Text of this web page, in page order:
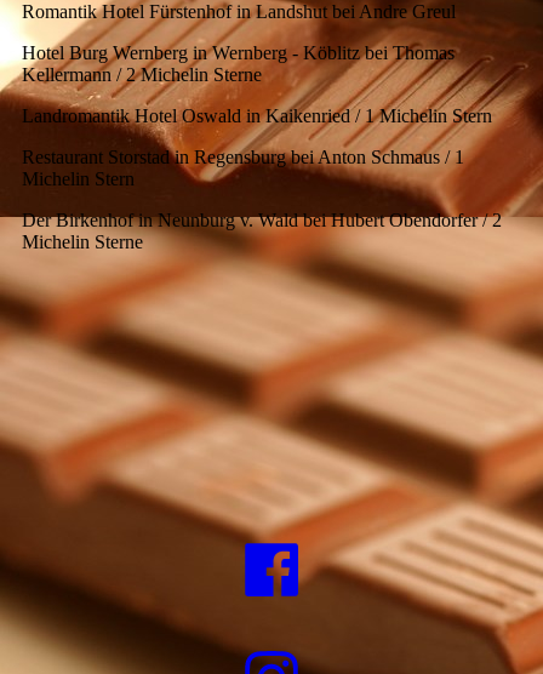
Romantik Hotel Fürstenhof in Landshut bei Andre Greul
Hotel Burg Wernberg in Wernberg - Köblitz bei Thomas
Kellermann / 2 Michelin Sterne
Landromantik Hotel Oswald in Kaikenried / 1 Michelin Stern
Restaurant Storstad in Regensburg bei Anton Schmaus / 1
Michelin Stern
Der Birkenhof in Neunburg v. Wald bei Hubert Obendorfer / 2
Michelin Sterne